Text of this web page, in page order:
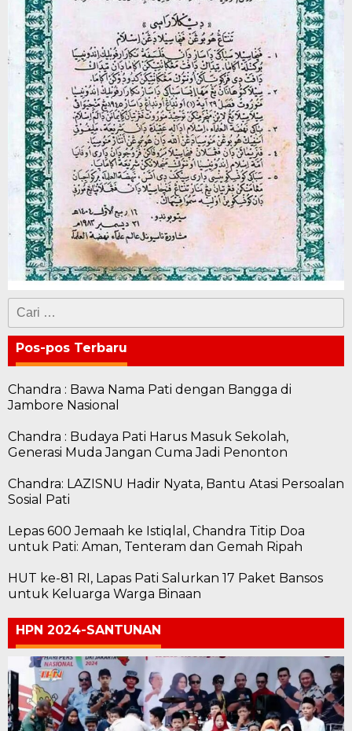
Cari
untuk:
Pos-pos Terbaru
Chandra : Bawa Nama Pati dengan Bangga di
Jambore Nasional
Chandra : Budaya Pati Harus Masuk Sekolah,
Generasi Muda Jangan Cuma Jadi Penonton
Chandra: LAZISNU Hadir Nyata, Bantu Atasi Persoalan
Sosial Pati
Lepas 600 Jemaah ke Istiqlal, Chandra Titip Doa
untuk Pati: Aman, Tenteram dan Gemah Ripah
HUT ke-81 RI, Lapas Pati Salurkan 17 Paket Bansos
untuk Keluarga Warga Binaan
HPN 2024-SANTUNAN